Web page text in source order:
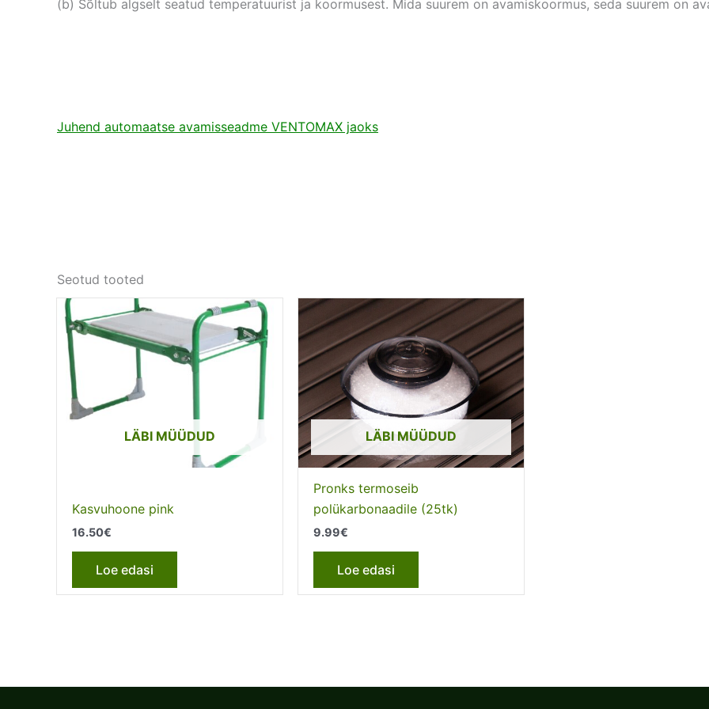
(b) Sõltub algselt seatud temperatuurist ja koormusest. Mida suurem on avamiskoormus, seda suurem on
Juhend automaatse avamisseadme VENTOMAX jaoks
Seotud tooted
LÄBI MÜÜDUD
Kasvuhoone pink
16.50€
Loe edasi
LÄBI MÜÜDUD
Pronks termoseib
polükarbonaadile (25tk)
9.99€
Loe edasi